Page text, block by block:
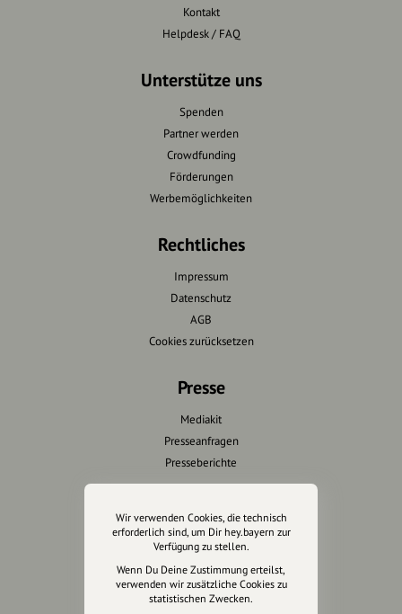
Kontakt
Helpdesk / FAQ
Unterstütze uns
Spenden
Partner werden
Crowdfunding
Förderungen
Werbemöglichkeiten
Rechtliches
Impressum
Datenschutz
AGB
Cookies zurücksetzen
Presse
Mediakit
Presseanfragen
Presseberichte
Wir unterstützen Euch
Fotografie & mehr
Marketing
Design & Branding
Anakin Design
Wir verwenden Cookies, die technisch
erforderlich sind, um Dir hey.bayern zur
Verfügung zu stellen.
Wenn Du Deine Zustimmung erteilst,
verwenden wir zusätzliche Cookies zu
statistischen Zwecken.